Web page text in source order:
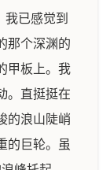
我已感觉到
那个深渊的
甲板上。我
。直挺挺在
的浪山陡峭
的巨轮。虽